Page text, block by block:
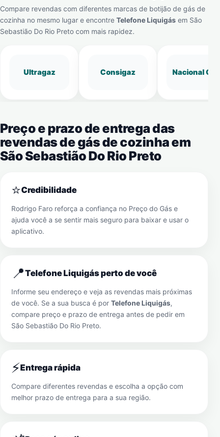
Compare revendas com diferentes marcas de botijão de gás de
cozinha no mesmo lugar e encontre Telefone Liquigás em São
Sebastião Do Rio Preto com mais rapidez.
Ultragaz Consigaz Nacional Gás
Preço e prazo de entrega das
revendas de gás de cozinha em
São Sebastião Do Rio Preto
⭐Credibilidade
Rodrigo Faro reforça a confiança no Preço do Gás e
ajuda você a se sentir mais seguro para baixar e usar o
aplicativo.
📍Telefone Liquigás perto de você
Informe seu endereço e veja as revendas mais próximas
de você. Se a sua busca é por Telefone Liquigás,
compare preço e prazo de entrega antes de pedir em
São Sebastião Do Rio Preto.
⚡Entrega rápida
Compare diferentes revendas e escolha a opção com
melhor prazo de entrega para a sua região.